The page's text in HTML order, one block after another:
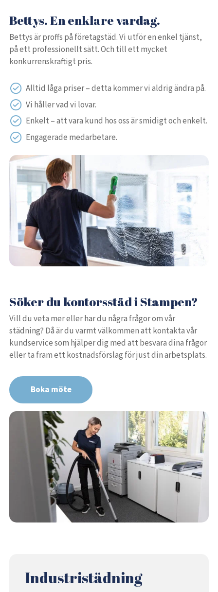
Bettys. En enklare vardag.
Bettys är proffs på företagstäd. Vi utför en enkel tjänst,
på ett professionellt sätt. Och till ett mycket
konkurrenskraftigt pris.
Alltid låga priser – detta kommer vi aldrig ändra på.
Vi håller vad vi lovar.
Enkelt – att vara kund hos oss är smidigt och enkelt.
Engagerade medarbetare.
Söker du kontorsstäd i Stampen?
Vill du veta mer eller har du några frågor om vår
städning? Då är du varmt välkommen att kontakta vår
kundservice som hjälper dig med att besvara dina frågor
eller ta fram ett kostnadsförslag för just din arbetsplats.
Boka möte
Industristädning